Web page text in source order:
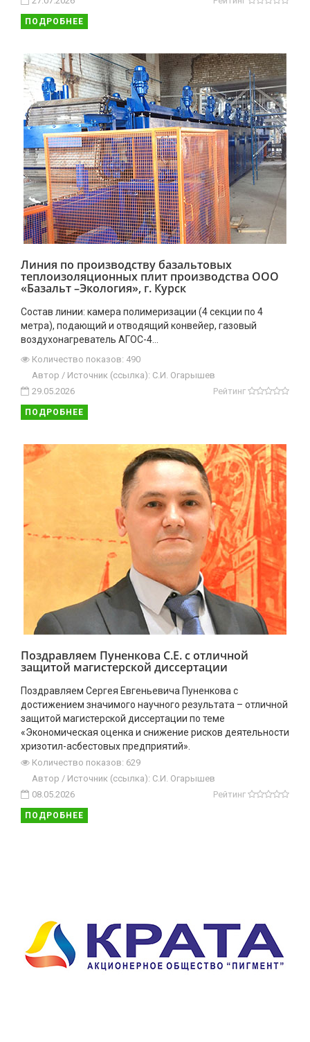
ПОДРОБНЕЕ
Линия по производству базальтовых
теплоизоляционных плит производства ООО
«Базальт –Экология», г. Курск
Состав линии: камера полимеризации (4 секции по 4
метра), подающий и отводящий конвейер, газовый
воздухонагреватель АГОС-4…
Количество показов: 490
Автор / Источник (ссылка): С.И. Огарышев
29.05.2026
Рейтинг
ПОДРОБНЕЕ
Поздравляем Пуненкова С.Е. с отличной
защитой магистерской диссертации
Поздравляем Сергея Евгеньевича Пуненкова с
достижением значимого научного результата – отличной
защитой магистерской диссертации по теме
«Экономическая оценка и снижение рисков деятельности
хризотил-асбестовых предприятий».
Количество показов: 629
Автор / Источник (ссылка): С.И. Огарышев
08.05.2026
Рейтинг
ПОДРОБНЕЕ